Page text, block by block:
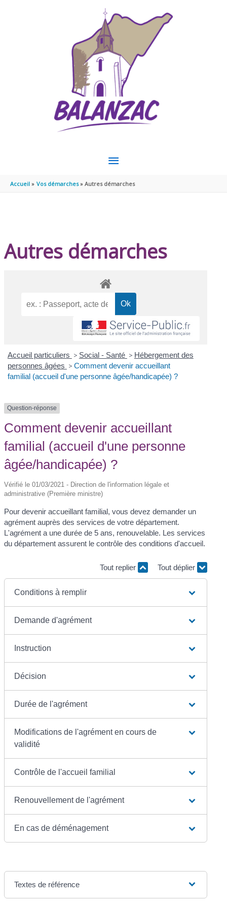
MENU
PRINCIPAL
Accueil Vos démarches Autres démarches
Autres démarches
Accueil particuliers > Social - Santé > Hébergement des
personnes âgées > Comment devenir accueillant
familial (accueil d'une personne âgée/handicapée) ?
Question-réponse
Comment devenir accueillant
familial (accueil d'une personne
âgée/handicapée) ?
Vérifié le 01/03/2021 - Direction de l'information légale et
administrative (Première ministre)
Pour devenir accueillant familial, vous devez demander un
agrément auprès des services de votre département.
L'agrément a une durée de 5 ans, renouvelable. Les services
du département assurent le contrôle des conditions d'accueil.
Tout replier Tout déplier
Conditions à remplir
Demande d'agrément
Instruction
Décision
Durée de l'agrément
Modifications de l'agrément en cours de
validité
Contrôle de l'accueil familial
Renouvellement de l'agrément
En cas de déménagement
Textes de référence